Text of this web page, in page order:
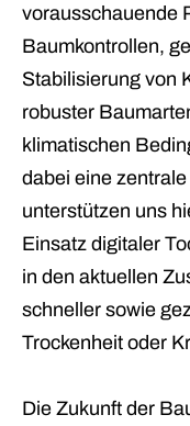
vorausschauende
Baumkontrollen,
Stabilisierung von
robuster
klimatischen
dabei eine
unterstützen uns
Einsatz digitaler
in den aktuellen
schneller sowie
Trockenheit oder
Die Zukunft der